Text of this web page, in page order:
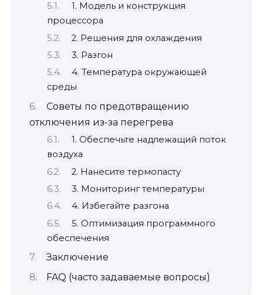
1. Модель и конструкция
процессора
2. Решения для охлаждения
3. Разгон
4. Температура окружающей
среды
Советы по предотвращению
отключения из-за перегрева
1. Обеспечьте надлежащий поток
воздуха
2. Нанесите термопасту
3. Мониторинг температуры
4. Избегайте разгона
5. Оптимизация программного
обеспечения
Заключение
FAQ (часто задаваемые вопросы)